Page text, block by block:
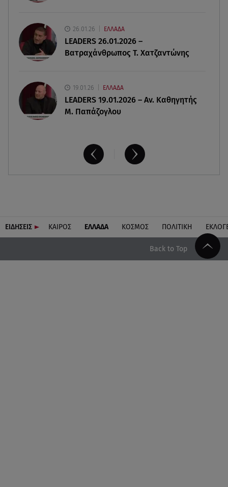
Χούθι: Η επίθεση με drone έθεσε σε συναγερμό
τη Σαουδική Αραβία
26.01.26 ΕΛΛΑΔΑ
LEADERS 26.01.2026 –
Βατραχάνθρωπος Τ. Χατζαντώνης
19.01.26 ΕΛΛΑΔΑ
LEADERS 19.01.2026 – Αν. Καθηγητής
Μ. Παπάζογλου
ΕΙΔΗΣΕΙΣ ΚΑΙΡΟΣ ΕΛΛΑΔΑ ΚΟΣΜΟΣ ΠΟΛΙΤΙΚΗ
Back to Top